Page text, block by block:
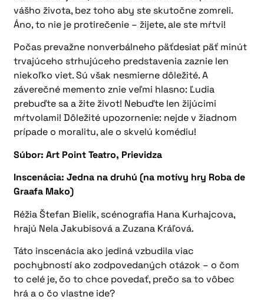
vášho života, bez toho aby ste skutočne zomreli.
Áno, to nie je protirečenie – žijete, ale ste mŕtvi!
Počas prevažne nonverbálneho päťdesiat päť minút
trvajúceho strhujúceho predstavenia zaznie len
niekoľko viet. Sú však nesmierne dôležité. A
záverečné memento znie veľmi hlasno: Ľudia
prebuďte sa a žite život! Nebuďte len žijúcimi
mŕtvolami! Dôležité upozornenie: nejde v žiadnom
prípade o moralitu, ale o skvelú komédiu!
Súbor: Art Point Teatro, Prievidza
Inscenácia: Jedna na druhú (na motívy hry Roba de
Graafa Mako)
Réžia Štefan Bielik, scénografia Hana Kurhajcova,
hrajú Nela Jakubisová a Zuzana Kráľová.
Táto inscenácia ako jediná vzbudila viac
pochybností ako zodpovedaných otázok – o čom
to celé je, čo to chce povedať, prečo sa to vôbec
hrá a o čo vlastne ide?